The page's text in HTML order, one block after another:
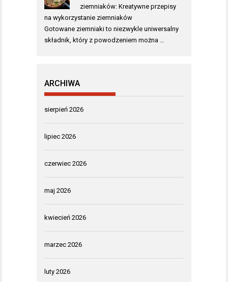
ziemniaków: Kreatywne przepisy
na wykorzystanie ziemniaków
Gotowane ziemniaki to niezwykle uniwersalny
składnik, który z powodzeniem można …
ARCHIWA
sierpień 2026
lipiec 2026
czerwiec 2026
maj 2026
kwiecień 2026
marzec 2026
luty 2026